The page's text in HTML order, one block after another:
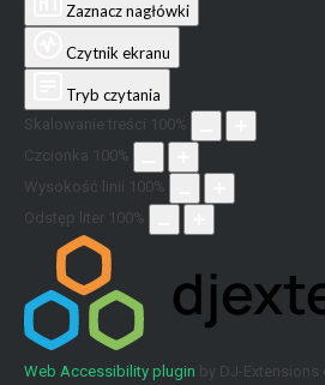
Zaznacz nagłówki
Czytnik ekranu
Tryb czytania
Skalowanie treści 100%
Czcionka 100%
Wysokość linii 100%
Odstęp liter 100%
Web Accessibility plugin by DJ-